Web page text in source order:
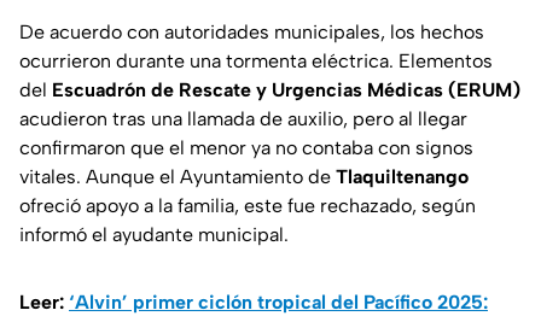
De acuerdo con autoridades municipales, los hechos
ocurrieron durante una tormenta eléctrica. Elementos
del Escuadrón de Rescate y Urgencias Médicas (ERUM)
acudieron tras una llamada de auxilio, pero al llegar
confirmaron que el menor ya no contaba con signos
vitales. Aunque el Ayuntamiento de Tlaquiltenango
ofreció apoyo a la familia, este fue rechazado, según
informó el ayudante municipal.
Leer: ‘Alvin’ primer ciclón tropical del Pacífico 2025: